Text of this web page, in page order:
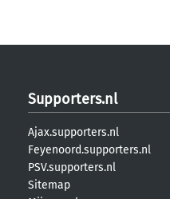
Supporters.nl
Ajax.supporters.nl
Feyenoord.supporters.nl
PSV.supporters.nl
Sitemap